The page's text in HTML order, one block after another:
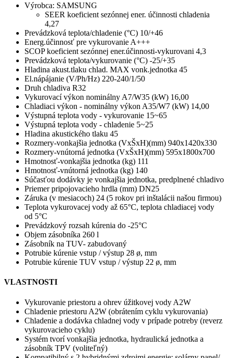
Výrobca: SAMSUNG
SEER koeficient sezónnej ener. účinnosti chladenia
4,27
Prevádzková teplota/chladenie (°C) 10/+46
Energ.účinnosť pre vykurovanie A+++
SCOP koeficient sezónnej ener.účinnosti-vykurovani 4,3
Prevádzková teplota/vykurovanie (°C) -25/+35
Hladina akust.tlaku chlad. MAX vonk.jednotka 45
El.nápájanie (V/Ph/Hz) 220-240/1/50
Druh chladiva R32
Vykurovací výkon nominálny A7/W35 (kW) 16,00
Chladiaci výkon - nominálny výkon A35/W7 (kW) 14,00
Výstupná teplota vody - vykurovanie 15~65
Výstupná teplota vody - chladenie 5~25
Hladina akustického tlaku 45
Rozmery-vonkajšia jednotka (VxŠxH)(mm) 940x1420x330
Rozmery-vnútorná jednotka (VxŠxH)(mm) 595x1800x700
Hmotnosť-vonkajšia jednotka (kg) 111
Hmotnosť-vnútorná jednotka (kg) 140
Súčasťou dodávky je vonkajšia jednotka, predplnené chladivo
Priemer pripojovacieho hrdla (mm) DN25
Záruka (v mesiacoch) 24 (5 rokov pri inštalácii našou firmou)
Teplota vykurovacej vody až 65°C, teplota chladiacej vody
od 5°C
Prevádzkový rozsah kúrenia do -25°C
Objem zásobníka 260 l
Zásobník na TUV- zabudovaný
Potrubie kúrenie vstup / výstup 28 ø, mm
Potrubie kúrenie TUV vstup / výstup 22 ø, mm
VLASTNOSTI
Vykurovanie priestoru a ohrev úžitkovej vody A2W
Chladenie priestoru A2W (obrátením cyklu vykurovania)
Chladenie a dodávka chladnej vody v prípade potreby (reverz
vykurovacieho cyklu)
Systém tvorí vonkajšia jednotka, hydraulická jednotka a
zásobník TPV (voliteľný)